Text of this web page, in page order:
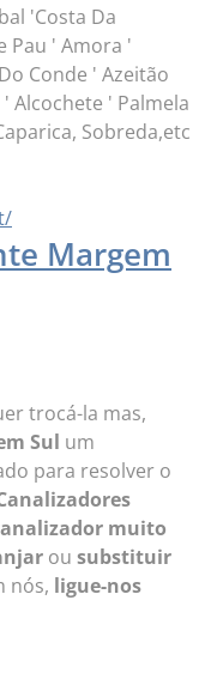
'Costa Da
Pau ' Amora '
Conde ' Azeitão
Alcochete ' Palmela
Sobreda,etc
Margem
trocá-la mas,
Sul um
para resolver o
muito
ou substituir
nós, ligue-nos